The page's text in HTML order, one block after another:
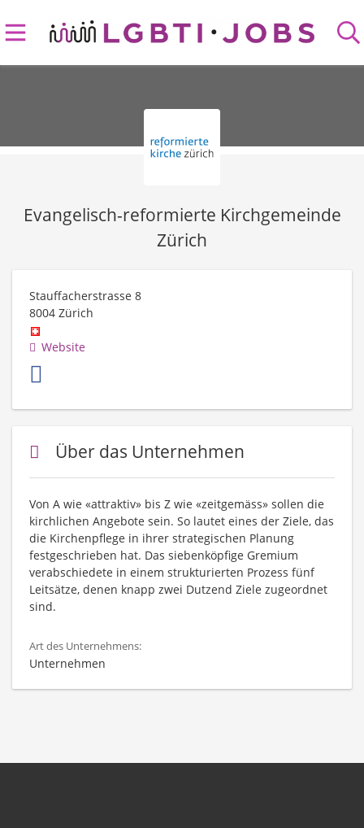
Evangelisch-reformierte Kirchgemeinde
Zürich
Stauffacherstrasse 8
8004 Zürich
Website
Über das Unternehmen
Von A wie «attraktiv» bis Z wie «zeitgemäss» sollen die
kirchlichen Angebote sein. So lautet eines der Ziele, das
die Kirchenpflege in ihrer strategischen Planung
festgeschrieben hat. Das siebenköpfige Gremium
verabschiedete in einem strukturierten Prozess fünf
Leitsätze, denen knapp zwei Dutzend Ziele zugeordnet
sind.
Art des Unternehmens:
Unternehmen